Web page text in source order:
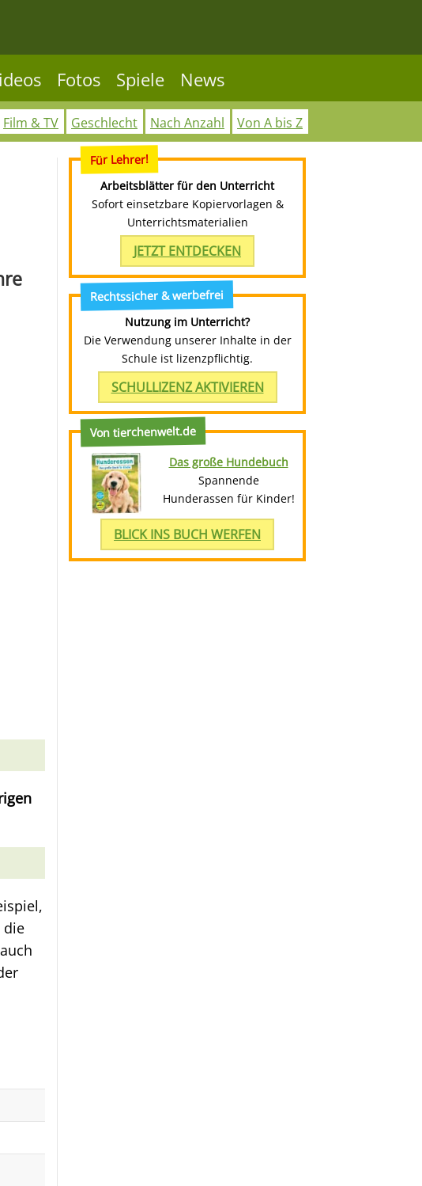
Fotos Spiele News
Film & TV Geschlecht Nach Anzahl Von A bis Z
die
Für Lehrer!
Arbeitsblätter für den Unterricht
Sofort einsetzbare Kopiervorlagen &
Unterrichtsmaterialien
JETZT ENTDECKEN
Rechtssicher & werbefrei
Nutzung im Unterricht?
Die Verwendung unserer Inhalte in der
Schule ist lizenzpflichtig.
SCHULLIZENZ AKTIVIEREN
Von tierchenwelt.de
Das große Hundebuch
Spannende
Hunderassen für Kinder!
BLICK INS BUCH WERFEN